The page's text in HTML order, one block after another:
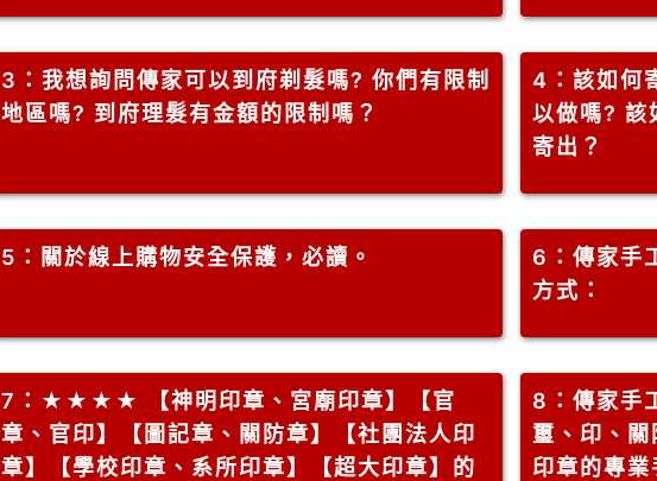
3 ：我想詢問傳家可以到府剃髮嗎? 你們有限制
地區嗎? 到府理髮有金額的限制嗎？
4 ：該如何
以做嗎? 該
寄出？
5 ：關於線上購物安全保護，必讀。 6 ：傳家手
方式：
7 ：★★★★ 【神明印章、宮廟印章】【官
章、官印】【圖記章、關防章】【社團法人印
章】【學校印章、系所印章】【超大印章】的
8 ：傳家手
璽、印、
印章的專業